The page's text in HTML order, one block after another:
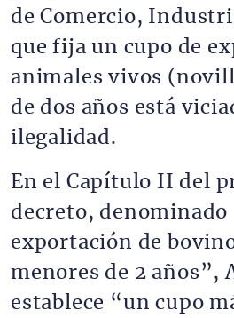
de Comercio,
que fija un cupo de
animales vivos
de dos años está
ilegalidad.
En el Capítulo II del
decreto, denominado
exportación de
menores de 2 años”,
establece “un cupo